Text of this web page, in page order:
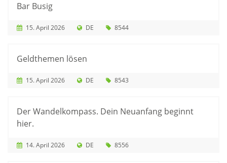
Bar Busig
15. April 2026 DE 8544
Geldthemen lösen
15. April 2026 DE 8543
Der Wandelkompass. Dein Neuanfang beginnt
hier.
14. April 2026 DE 8556